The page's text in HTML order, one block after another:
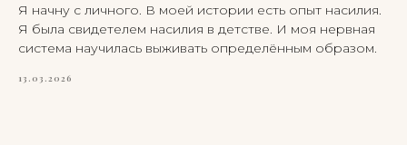
Я начну с личного. В моей истории есть опыт насилия.
Я была свидетелем насилия в детстве. И моя нервная
система научилась выживать определённым образом.
13.03.2026